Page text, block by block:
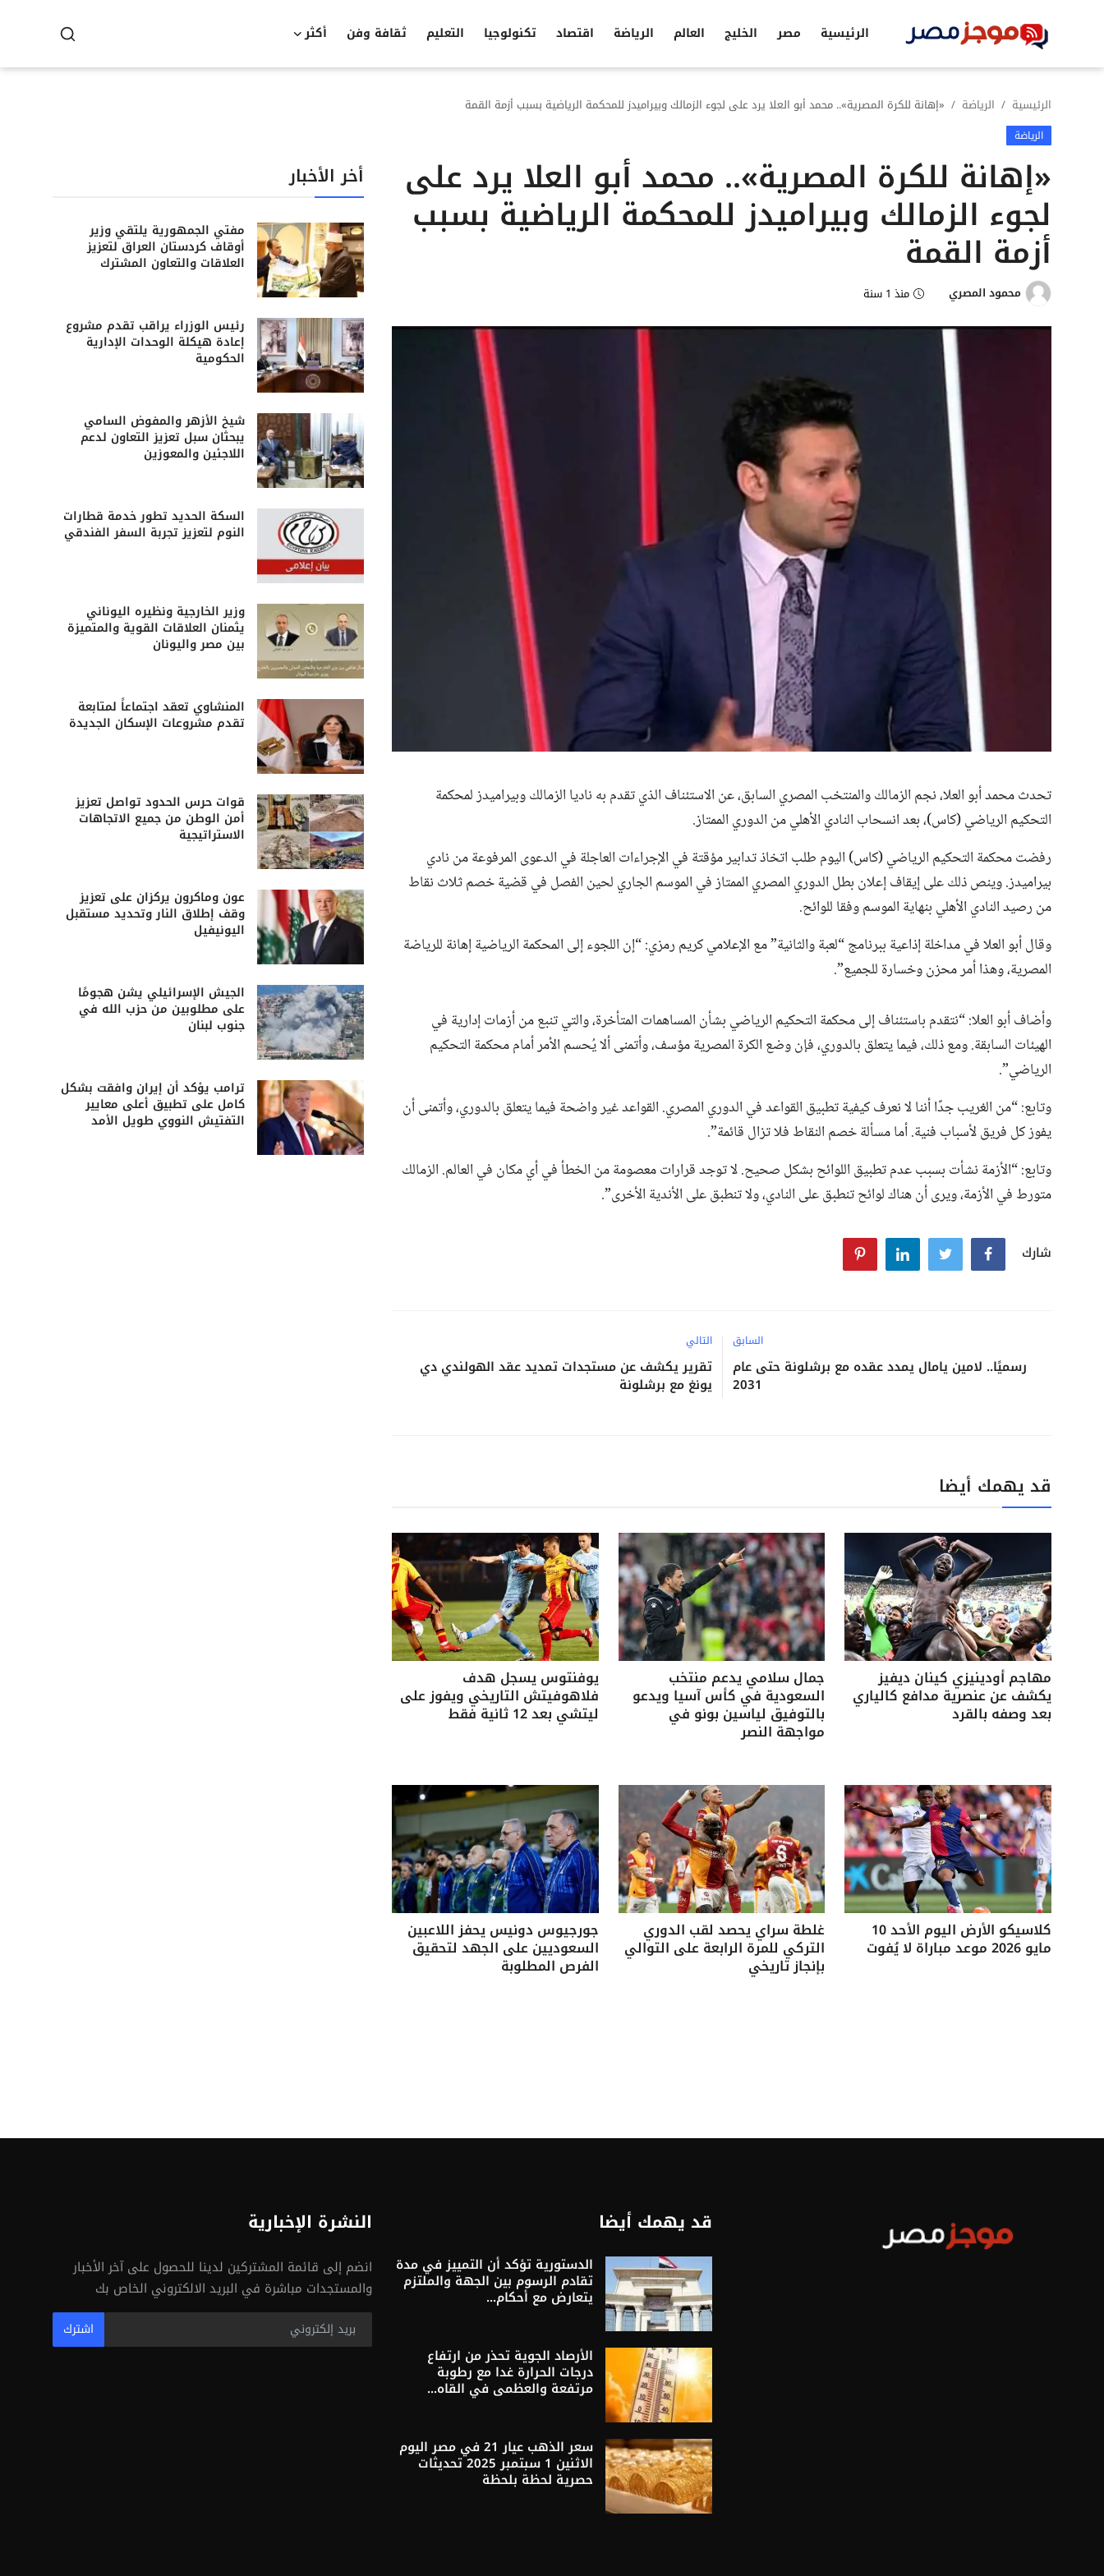
الرئيسية مصر الخليج العالم الرياضة اقتصاد تكنولوجيا التعليم ثقافة وفن أكثر
الرئيسية
تكنولوجيا
الرئيسية الرياضة «إهانة للكرة المصرية».. محمد أبو العلا يرد على لجوء الزمالك وبيراميدز للمحكمة الرياضية بسبب أزمة القمة
الرياضة
«إهانة للكرة المصرية».. محمد أبو العلا يرد على
لجوء الزمالك وبيراميدز للمحكمة الرياضية بسبب
أزمة القمة
محمود المصري منذ 1 سنة
تحدث محمد أبو العلا، نجم الزمالك والمنتخب المصري السابق، عن الاستئناف الذي تقدم به ناديا الزمالك وبيراميدز لمحكمة
التحكيم الرياضي (كاس)، بعد انسحاب النادي الأهلي من الدوري الممتاز.
رفضت محكمة التحكيم الرياضي (كاس) اليوم طلب اتخاذ تدابير مؤقتة في الإجراءات العاجلة في الدعوى المرفوعة من نادي
بيراميدز. وينص ذلك على إيقاف إعلان بطل الدوري المصري الممتاز في الموسم الجاري لحين الفصل في قضية خصم ثلاث نقاط
من رصيد النادي الأهلي بنهاية الموسم وفقا للوائح.
وقال أبو العلا في مداخلة إذاعية ببرنامج “لعبة والثانية” مع الإعلامي كريم رمزي: “إن اللجوء إلى المحكمة الرياضية إهانة للرياضة
المصرية، وهذا أمر محزن وخسارة للجميع”.
وأضاف أبو العلا: “نتقدم باستئناف إلى محكمة التحكيم الرياضي بشأن المساهمات المتأخرة، والتي تنبع من أزمات إدارية في
الهيئات السابقة. ومع ذلك، فيما يتعلق بالدوري، فإن وضع الكرة المصرية مؤسف، وأتمنى ألا يُحسم الأمر أمام محكمة التحكيم
الرياضي”.
وتابع: “من الغريب جدًا أننا لا نعرف كيفية تطبيق القواعد في الدوري المصري. القواعد غير واضحة فيما يتعلق بالدوري، وأتمنى أن
يفوز كل فريق لأسباب فنية. أما مسألة خصم النقاط فلا تزال قائمة”.
وتابع: “الأزمة نشأت بسبب عدم تطبيق اللوائح بشكل صحيح. لا توجد قرارات معصومة من الخطأ في أي مكان في العالم. الزمالك
متورط في الأزمة، ويرى أن هناك لوائح تنطبق على النادي، ولا تنطبق على الأندية الأخرى”.
شارك
السابق
رسميًا.. لامين يامال يمدد عقده مع برشلونة حتى عام
2031
التالي
تقرير يكشف عن مستجدات تمديد عقد الهولندي دي
يونغ مع برشلونة
قد يهمك أيضا
مهاجم أودينيزي كينان ديفيز
يكشف عن عنصرية مدافع كالياري
بعد وصفه بالقرد
جمال سلامي يدعم منتخب
السعودية في كأس آسيا ويدعو
بالتوفيق لياسين بونو في
مواجهة النصر
يوفنتوس يسجل هدف
فلاهوفيتش التاريخي ويفوز على
ليتشي بعد 12 ثانية فقط
كلاسيكو الأرض اليوم الأحد 10
مايو 2026 موعد مباراة لا يُفوت
غلطة سراي يحصد لقب الدوري
التركي للمرة الرابعة على التوالي
بإنجاز تاريخي
جورجيوس دونيس يحفز اللاعبين
السعوديين على الجهد لتحقيق
الفرص المطلوبة
أخر الأخبار
مفتي الجمهورية يلتقي وزير
أوقاف كردستان العراق لتعزيز
العلاقات والتعاون المشترك
رئيس الوزراء يراقب تقدم مشروع
إعادة هيكلة الوحدات الإدارية
الحكومية
شيخ الأزهر والمفوض السامي
يبحثان سبل تعزيز التعاون لدعم
اللاجئين والمعوزين
السكة الحديد تطور خدمة قطارات
النوم لتعزيز تجربة السفر الفندقي
وزير الخارجية ونظيره اليوناني
يثمنان العلاقات القوية والمتميزة
بين مصر واليونان
المنشاوي تعقد اجتماعاً لمتابعة
تقدم مشروعات الإسكان الجديدة
قوات حرس الحدود تواصل تعزيز
أمن الوطن من جميع الاتجاهات
الاستراتيجية
عون وماكرون يركزان على تعزيز
وقف إطلاق النار وتحديد مستقبل
اليونيفيل
الجيش الإسرائيلي يشن هجومًا
على مطلوبين من حزب الله في
جنوب لبنان
ترامب يؤكد أن إيران وافقت بشكل
كامل على تطبيق أعلى معايير
التفتيش النووي طويل الأمد
قد يهمك أيضا
الدستورية تؤكد أن التمييز في مدة
تقادم الرسوم بين الجهة والملتزم
يتعارض مع أحكام...
الأرصاد الجوية تحذر من ارتفاع
درجات الحرارة غدا مع رطوبة
مرتفعة والعظمى في القاه...
سعر الذهب عيار 21 في مصر اليوم
الاثنين 1 سبتمبر 2025 تحديثات
حصرية لحظة بلحظة
النشرة الإخبارية
انضم إلى قائمة المشتركين لدينا للحصول على آخر الأخبار
والمستجدات مباشرة في البريد الالكتروني الخاص بك
اشترك